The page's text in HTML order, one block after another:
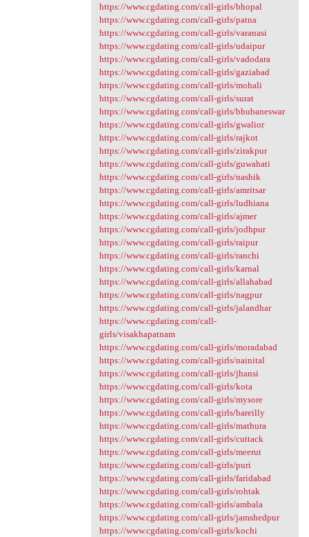
https://www.cgdating.com/call-girls/bhopal
https://www.cgdating.com/call-girls/patna
https://www.cgdating.com/call-girls/varanasi
https://www.cgdating.com/call-girls/udaipur
https://www.cgdating.com/call-girls/vadodara
https://www.cgdating.com/call-girls/gaziabad
https://www.cgdating.com/call-girls/mohali
https://www.cgdating.com/call-girls/surat
https://www.cgdating.com/call-girls/bhubaneswar
https://www.cgdating.com/call-girls/gwalior
https://www.cgdating.com/call-girls/rajkot
https://www.cgdating.com/call-girls/zirakpur
https://www.cgdating.com/call-girls/guwahati
https://www.cgdating.com/call-girls/nashik
https://www.cgdating.com/call-girls/amritsar
https://www.cgdating.com/call-girls/ludhiana
https://www.cgdating.com/call-girls/ajmer
https://www.cgdating.com/call-girls/jodhpur
https://www.cgdating.com/call-girls/raipur
https://www.cgdating.com/call-girls/ranchi
https://www.cgdating.com/call-girls/karnal
https://www.cgdating.com/call-girls/allahabad
https://www.cgdating.com/call-girls/nagpur
https://www.cgdating.com/call-girls/jalandhar
https://www.cgdating.com/call-
girls/visakhapatnam
https://www.cgdating.com/call-girls/moradabad
https://www.cgdating.com/call-girls/nainital
https://www.cgdating.com/call-girls/jhansi
https://www.cgdating.com/call-girls/kota
https://www.cgdating.com/call-girls/mysore
https://www.cgdating.com/call-girls/bareilly
https://www.cgdating.com/call-girls/mathura
https://www.cgdating.com/call-girls/cuttack
https://www.cgdating.com/call-girls/meerut
https://www.cgdating.com/call-girls/puri
https://www.cgdating.com/call-girls/faridabad
https://www.cgdating.com/call-girls/rohtak
https://www.cgdating.com/call-girls/ambala
https://www.cgdating.com/call-girls/jamshedpur
https://www.cgdating.com/call-girls/kochi